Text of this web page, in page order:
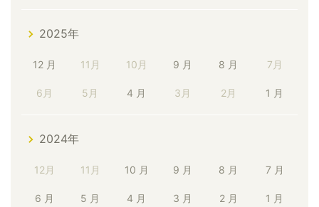
2025年
12 月 11月 10月 9 月 8 月 7月
6月 5月 4 月 3月 2月 1 月
2024年
12月 11月 10 月 9 月 8 月 7 月
6 月 5 月 4 月 3 月 2 月 1 月